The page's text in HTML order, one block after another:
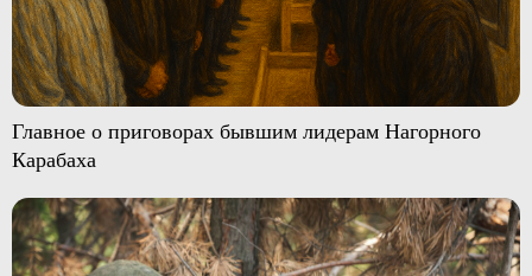
Главное о приговорах бывшим лидерам Нагорного
Карабаха